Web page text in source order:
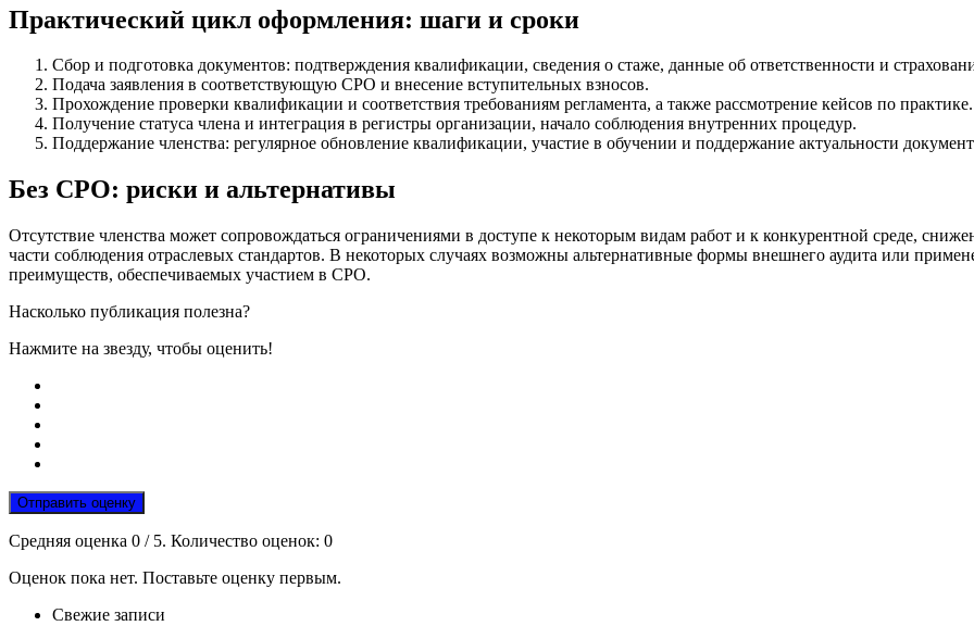
Практический цикл оформления: шаги и сроки
Сбор и подготовка документов: подтверждения квалификации, сведения о стаже, данные об ответственности и
Подача заявления в соответствующую СРО и внесение вступительных взносов.
Прохождение проверки квалификации и соответствия требованиям регламента, а также рассмотрение кейсов по практике.
Получение статуса члена и интеграция в регистры организации, начало соблюдения внутренних процедур.
Поддержание членства: регулярное обновление квалификации, участие в обучении и поддержание актуальности
Без СРО: риски и альтернативы
Отсутствие членства может сопровождаться ограничениями в доступе к некоторым видам работ и к конкурентной среде,
части соблюдения отраслевых стандартов. В некоторых случаях возможны альтернативные формы внешнего аудита или
преимуществ, обеспечиваемых участием в СРО.
Насколько публикация полезна?
Нажмите на звезду, чтобы оценить!
Отправить оценку
Средняя оценка 0 / 5. Количество оценок: 0
Оценок пока нет. Поставьте оценку первым.
Свежие записи